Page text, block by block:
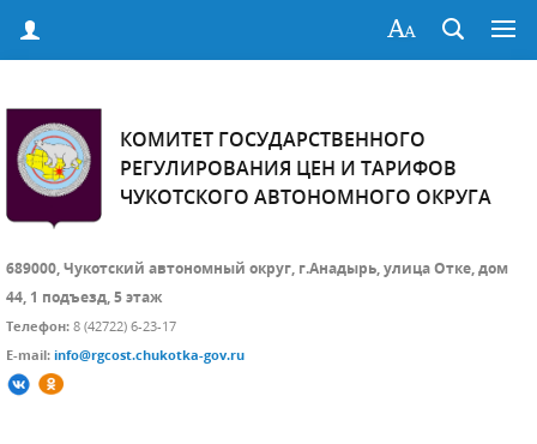
КОМИТЕТ ГОСУДАРСТВЕННОГО
РЕГУЛИРОВАНИЯ ЦЕН И ТАРИФОВ
ЧУКОТСКОГО АВТОНОМНОГО ОКРУГА
689000, Чукотский автономный округ, г.Анадырь, улица Отке, дом
44, 1 подъезд, 5 этаж
Телефон: 8 (42722) 6-23-17
E-mail: info@rgcost.chukotka-gov.ru